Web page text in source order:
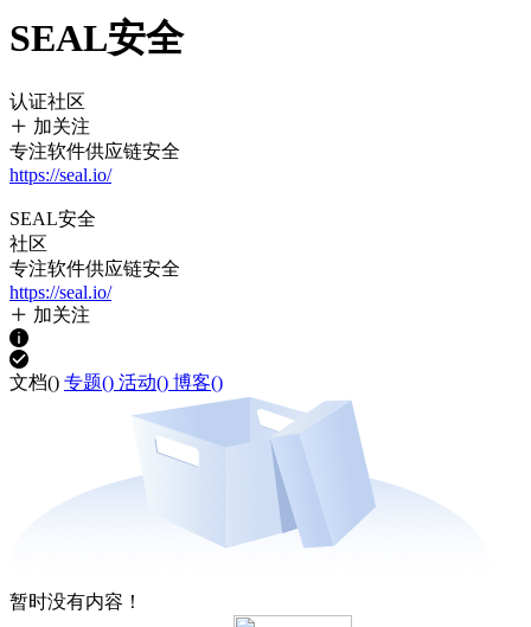
SEAL安全
认证社区
加关注
专注软件供应链安全
https://seal.io/
SEAL安全
社区
专注软件供应链安全
https://seal.io/
加关注
文档() 专题() 活动() 博客()
暂时没有内容！